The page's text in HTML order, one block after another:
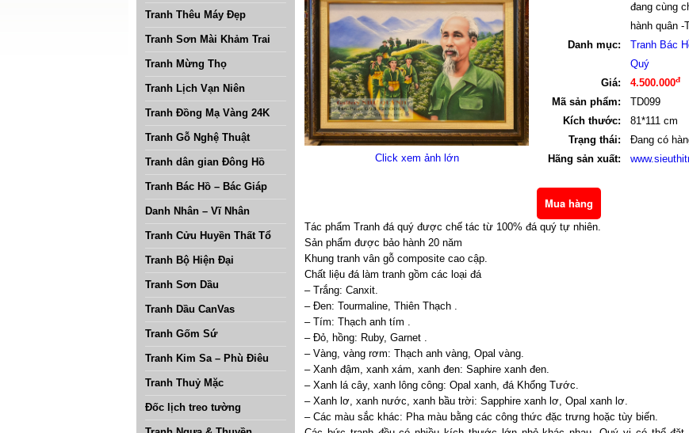
Tranh Thêu Máy Đẹp
Tranh Sơn Mài Khảm Trai
Tranh Mừng Thọ
Tranh Lịch Vạn Niên
Tranh Đồng Mạ Vàng 24K
Tranh Gỗ Nghệ Thuật
Tranh dân gian Đông Hồ
Tranh Bác Hồ – Bác Giáp
Danh Nhân – Vĩ Nhân
Tranh Cửu Huyền Thất Tổ
Tranh Bộ Hiện Đại
Tranh Sơn Dầu
Tranh Dầu CanVas
Tranh Gốm Sứ
Tranh Kim Sa – Phù Điêu
Tranh Thuỷ Mặc
Đốc lịch treo tường
Click xem ảnh lớn
đang cùng
hành quân -
Danh mục:
Tranh Bác
Quý
Giá:
4.500.000đ
Mã sản phẩm:
TD099
Kích thước:
81*111 cm
Trạng thái:
Đang có
Hãng sản xuất:
Tác phẩm Tranh đá quý được chế tác từ 100% đá quý tự nhiên.
Sản phẩm được bảo hành 20 năm
Khung tranh vân gỗ composite cao cập.
Chất liệu đá làm tranh gồm các loại đá
– Trắng: Canxit.
– Đen: Tourmaline, Thiên Thạch .
– Tím: Thạch anh tím .
– Đỏ, hồng: Ruby, Garnet .
– Vàng, vàng rơm: Thạch anh vàng, Opal vàng.
– Xanh đậm, xanh xám, xanh đen: Saphire xanh đen.
– Xanh lá cây, xanh lông công: Opal xanh, đá Khổng Tước.
– Xanh lơ, xanh nước, xanh bầu trời: Sapphire xanh lơ, Opal xanh lơ.
– Các màu sắc khác: Pha màu bằng các công thức đặc trưng hoặc tùy biến.